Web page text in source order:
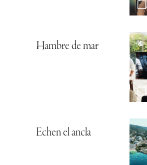
Hambre de mar
Echen el ancla